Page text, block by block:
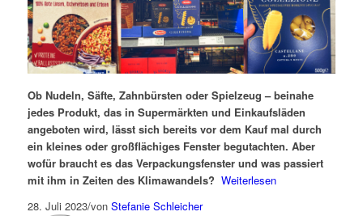
Ob Nudeln, Säfte, Zahnbürsten oder Spielzeug – beinahe
jedes Produkt, das in Supermärkten und Einkaufsläden
angeboten wird, lässt sich bereits vor dem Kauf mal durch
ein kleines oder großflächiges Fenster begutachten. Aber
wofür braucht es das Verpackungsfenster und was passiert
mit ihm in Zeiten des Klimawandels? Weiterlesen
28. Juli 2023/von Stefanie Schleicher